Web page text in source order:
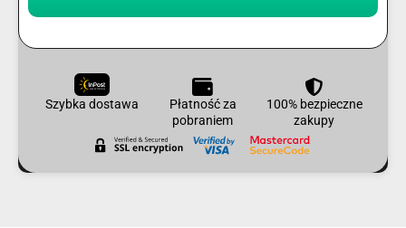
Szybka dostawa
Płatność za
pobraniem
100% bezpieczne
zakupy